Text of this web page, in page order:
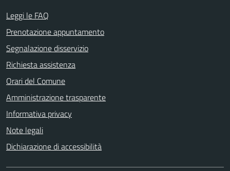
Leggi le FAQ
Prenotazione appuntamento
Segnalazione disservizio
Richiesta assistenza
Orari del Comune
Amministrazione trasparente
Informativa privacy
Note legali
Dichiarazione di accessibilità